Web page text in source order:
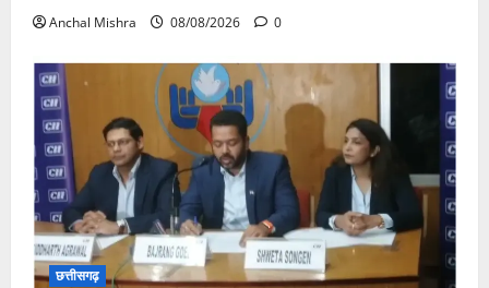
Anchal Mishra 08/08/2026 0
छत्तीसगढ़